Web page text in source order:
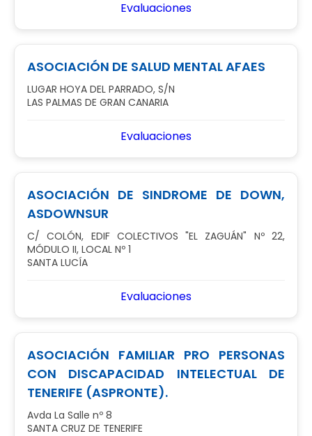
Evaluaciones
ASOCIACIÓN DE SALUD MENTAL AFAES
LUGAR HOYA DEL PARRADO, S/N
LAS PALMAS DE GRAN CANARIA
Evaluaciones
ASOCIACIÓN DE SINDROME DE DOWN,
ASDOWNSUR
C/ COLÓN, EDIF COLECTIVOS "EL ZAGUÁN" Nº 22,
MÓDULO II, LOCAL Nº 1
SANTA LUCÍA
Evaluaciones
ASOCIACIÓN FAMILIAR PRO PERSONAS
CON DISCAPACIDAD INTELECTUAL DE
TENERIFE (ASPRONTE).
Avda La Salle nº 8
SANTA CRUZ DE TENERIFE